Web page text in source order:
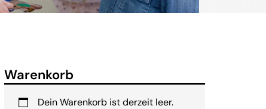
Warenkorb
Dein Warenkorb ist derzeit leer.